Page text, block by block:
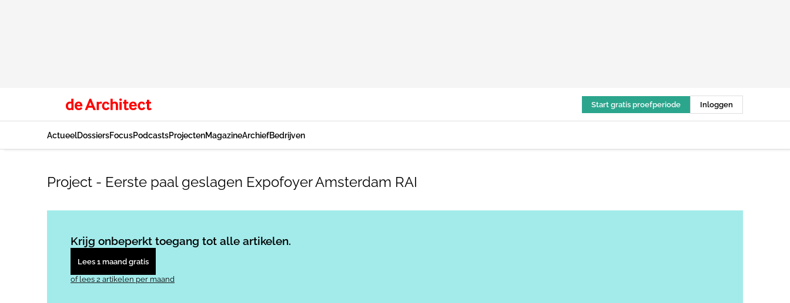
Start gratis proefperiode Inloggen
ActueelDossiersFocusPodcastsProjectenMagazineArchiefBedrijven
Project - Eerste paal geslagen Expofoyer Amsterdam RAI
Krijg onbeperkt toegang tot alle artikelen.
Lees 1 maand gratis
of lees 2 artikelen per maand